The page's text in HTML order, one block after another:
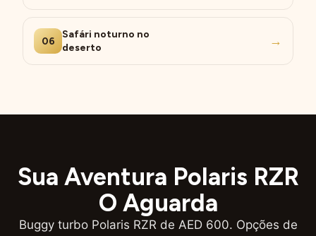
06
Safári noturno no
deserto
→
Sua Aventura Polaris RZR
O Aguarda
Buggy turbo Polaris RZR de AED 600. Opções de